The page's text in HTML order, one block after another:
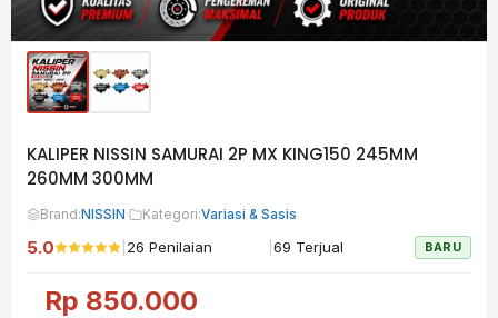
KALIPER NISSIN SAMURAI 2P MX KING150 245MM
260MM 300MM
Brand:NISSIN· Kategori:Variasi & Sasis
5.0 26 Penilaian 69 Terjual BARU
Rp 850.000